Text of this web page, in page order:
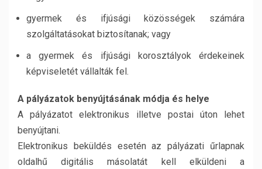
gyermek és ifjúsági közösségek számára
szolgáltatásokat biztosítanak; vagy
a gyermek és ifjúsági korosztályok érdekeinek
képviseletét vállalták fel.
A pályázatok benyújtásának módja és helye
A pályázatot elektronikus illetve postai úton lehet
benyújtani.
Elektronikus beküldés esetén az pályázati űrlapnak
oldalhű digitális másolatát kell elküldeni a